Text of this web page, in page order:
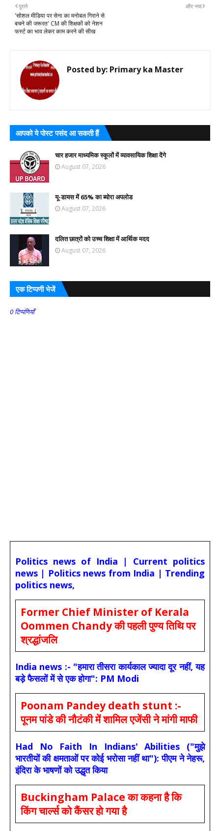
और नया
पुराने
'सोशल मीडिया पर सेना का मनोबल गिराने से
बचने की जरूरत' CM की शिक्षकों को नेशन
फर्स्ट का भाव लेकर काम करने की सीख
Posted by: Primary ka Master
आपको ये पोस्ट पसंद आ सकती हैं
चार हजार माध्यमिक स्कूलों में व्यावसायिक शिक्षा देंगे
August 07, 2026
यू-डायस में 65% का ब्योरा अपलोड
August 07, 2026
दलित छात्रों को उच्च शिक्षा में आर्थिक मदद
August 07, 2026
एक टिप्पणी भेजें
0 टिप्पणियाँ
Politics news of India | Current politics
news | Politics news from India | Trending
politics news,
Former Chief Minister of Kerala
Oommen Chandy की पहली पुण्य तिथि पर
श्रद्धांजलि
India news :- "हमारा तीसरा कार्यकाल ज्यादा दूर नहीं, यह
बड़े फैसलों में से एक होगा": PM Modi
Poonam Pandey death stunt :-
पूनम पांडे की नौटंकी में शामिल एजेंसी ने मांगी माफी
Had No Faith In Indians' Abilities ("मुझे
भारतीयों की क्षमताओं पर कोई भरोसा नहीं था"): पीएम ने नेहरू,
इंदिरा के भाषणों को उद्धृत किया
Buckingham Palace का कहना है कि
किंग चार्ल्स को कैंसर हो गया है